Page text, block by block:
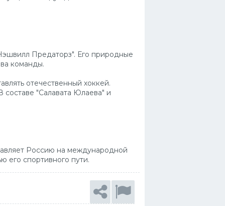
Предаторз". Его природные
команды.
отечественный хоккей.
"Салавата Юлаева" и
Россию на международной
его спортивного пути.